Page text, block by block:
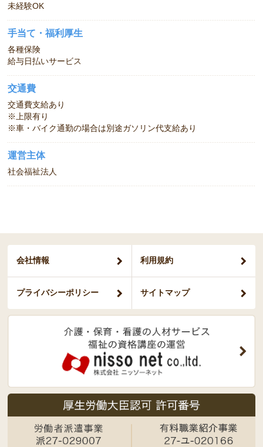
未経験OK
手当て・福利厚生
各種保険
給与日払いサービス
交通費
交通費支給あり
※上限有り
※車・バイク通勤の場合は別途ガソリン代支給あり
運営主体
社会福祉法人
会社情報 利用規約
プライバシーポリシー サイトマップ